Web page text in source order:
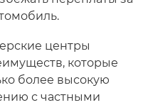
центры
которые
более высокую
с частными